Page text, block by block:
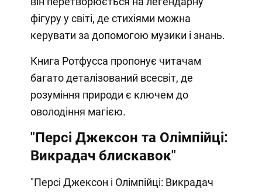
фігуру у світі, де стихіями можна
керувати за допомогою музики і знань.
Книга Ротфусса пропонує читачам
багато деталізований всесвіт, де
розуміння природи є ключем до
оволодіння магією.
"Персі Джексон та Олімпійці:
Викрадач блискавок"
"Персі Джексон і Олімпійці: Викрадач